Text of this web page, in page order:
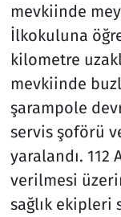
mevkiinde
İlkokuluna
kilometre
mevkiinde
şarampole
servis şoförü
yaralandı. 112
verilmesi
sağlık ekipleri
Spor
Teknoloji
Televizyon